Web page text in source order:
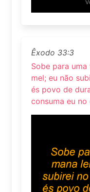
Êxodo 33:3
Sobe para
mel; eu não
és povo de
consuma eu no